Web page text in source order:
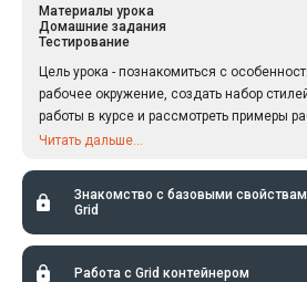
Материалы урока
Домашние задания
Тестирование
Цель урока - познакомиться с
рабочее окружение, создать набор
работы в курсе и рассмотреть примеры
Читать дальше...
Знакомство с базовыми
Grid
Работа с Grid контейнером